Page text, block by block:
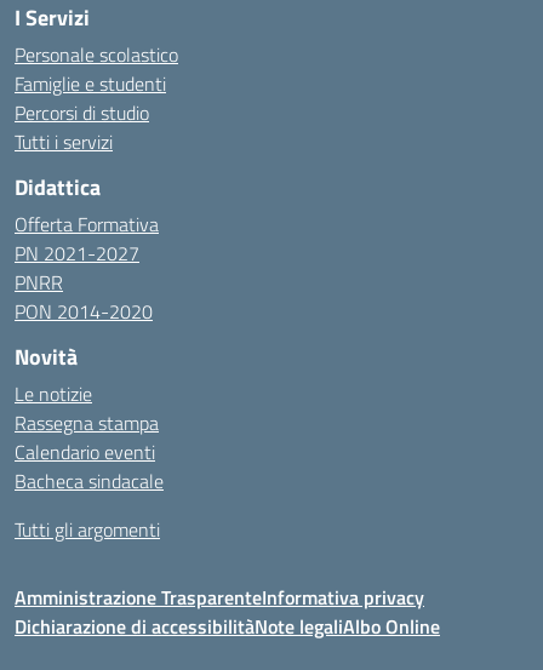
I Servizi
Personale scolastico
Famiglie e studenti
Percorsi di studio
Tutti i servizi
Didattica
Offerta Formativa
PN 2021-2027
PNRR
PON 2014-2020
Novità
Le notizie
Rassegna stampa
Calendario eventi
Bacheca sindacale
Tutti gli argomenti
Amministrazione TrasparenteInformativa privacy
Dichiarazione di accessibilitàNote legaliAlbo Online